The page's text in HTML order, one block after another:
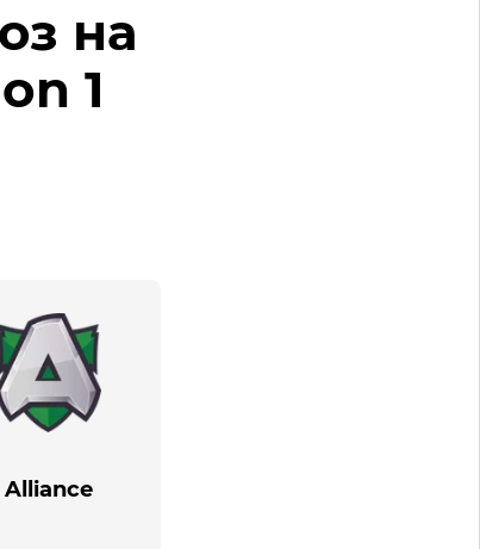
на
1
Alliance